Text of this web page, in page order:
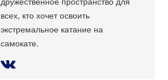
всех, кто хочет освоить
экстремальное катание на
самокате.